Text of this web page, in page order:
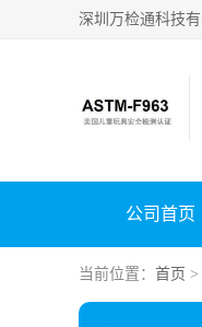
公司首页
当前位置： 首页 >